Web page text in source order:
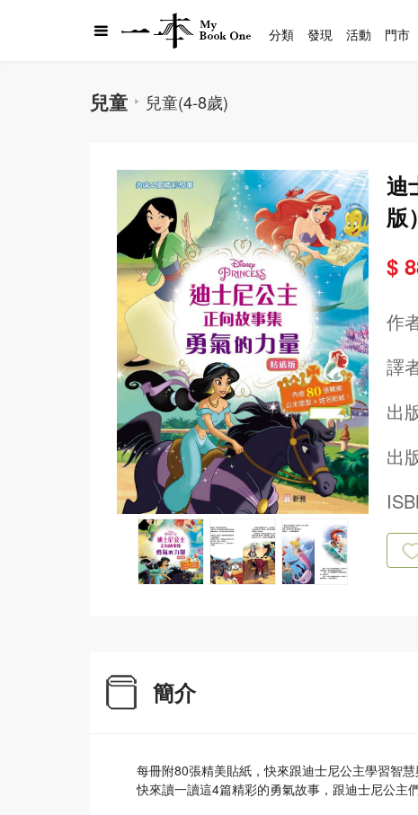
兒童 兒童(4-8歲)
迪
版）
$
作
譯
出
出
簡介
每冊附80張精美貼紙，快來跟迪士尼公主學習智
快來讀一讀這4篇精彩的勇氣故事，跟迪士尼公主
分類 發現 活動 門市